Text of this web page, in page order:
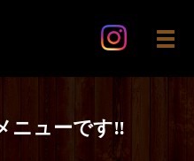
メ
ニューです‼️